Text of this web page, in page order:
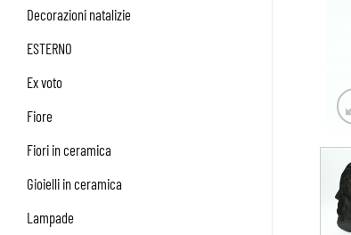
Decorazioni natalizie
ESTERNO
Ex voto
Fiore
Fiori in ceramica
Gioielli in ceramica
Lampade